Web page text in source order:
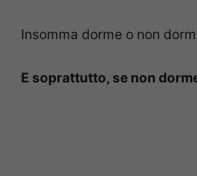
Insomma dorme o non
E soprattutto, se non